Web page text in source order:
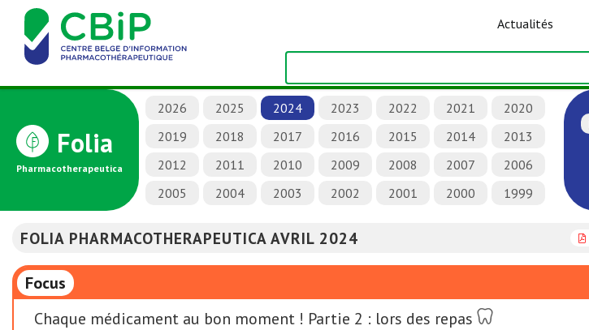
Actualités
Folia
Pharmacotherapeutica
2026 2025 2024 2023 2022 2021
2020
2019
2018 2017 2016 2015 2014
2013
2012
2011 2010 2009 2008 2007
2006
2005
2004 2003 2002 2001 2000 1999
FOLIA PHARMACOTHERAPEUTICA AVRIL 2024
Focus
Chaque médicament au bon moment ! Partie 2 : lors des repas